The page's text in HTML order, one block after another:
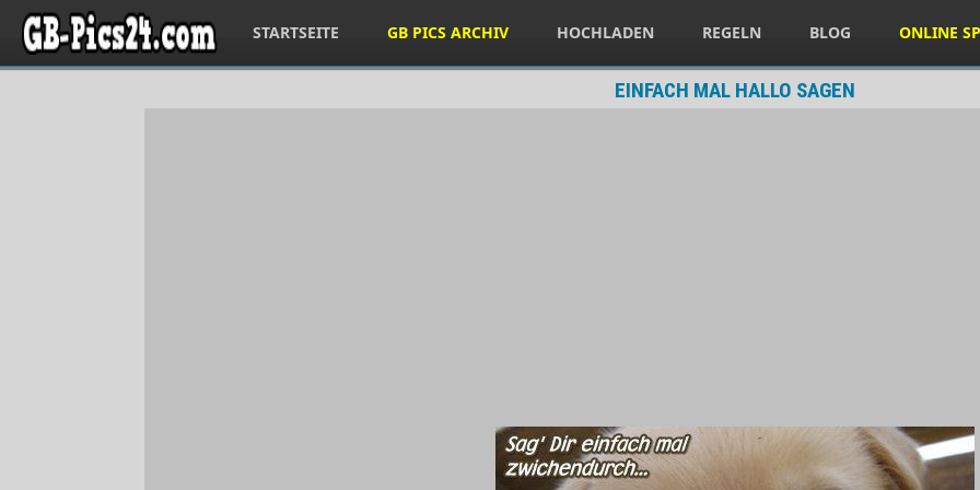
STARTSEITE GB PICS ARCHIV HOCHLADEN REGELN BLOG ONLINE
EINFACH MAL HALLO SAGEN